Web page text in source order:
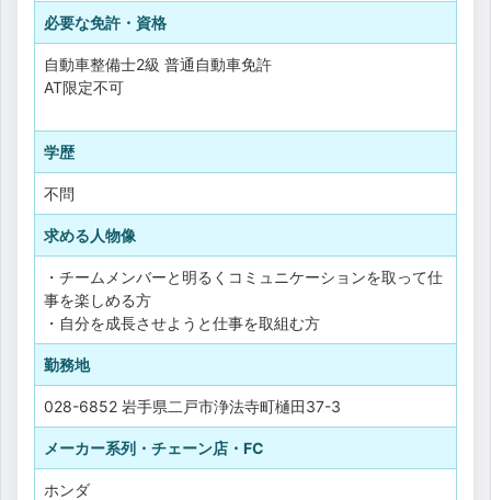
必要な免許・資格
自動車整備士2級 普通自動車免許
AT限定不可
学歴
不問
求める人物像
・チームメンバーと明るくコミュニケーションを取って仕
事を楽しめる方
・自分を成長させようと仕事を取組む方
勤務地
028-6852 岩手県二戸市浄法寺町樋田37-3
メーカー系列・チェーン店・FC
ホンダ